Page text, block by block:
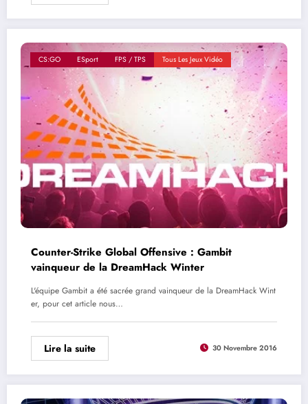
CS:GO ESport FPS / TPS Tous Les Jeux Vidéo
Counter-Strike Global Offensive : Gambit
vainqueur de la DreamHack Winter
L'équipe Gambit a été sacrée grand vainqueur de la DreamHack Wint
er, pour cet article nous…
Lire la suite 30 Novembre 2016